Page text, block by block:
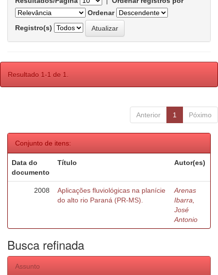
Ordenar
Registro(s)
Resultado 1-1 de 1.
Anterior 1 Póximo
Conjunto de itens:
Data do
documento
Título Autor(es)
2008
Aplicações fluviológicas na planície
do alto rio Paraná (PR-MS).
Arenas
Ibarra,
José
Antonio
Busca refinada
Assunto